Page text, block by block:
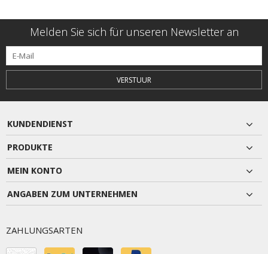
Melden Sie sich für unseren Newsletter an
VERSTUUR
KUNDENDIENST
PRODUKTE
MEIN KONTO
ANGABEN ZUM UNTERNEHMEN
ZAHLUNGSARTEN